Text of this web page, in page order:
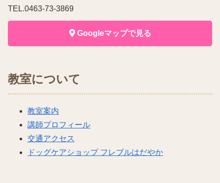
TEL.0463-73-3869
Googleマップで見る
教室について
教室案内
講師プロフィール
交通アクセス
ドッグケアショップ フレブルはだやか